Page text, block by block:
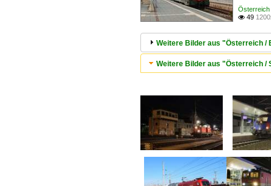
 49
Weitere Bilder aus "Österreich /
Weitere Bilder aus "Österreich /